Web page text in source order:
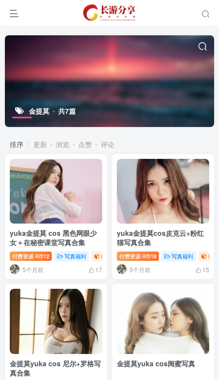
金提莫 共7篇
排序 更新 浏览 点赞 评论
yuka金提莫 cos 黑色网眼少
女＋在秘密课堂写真合集
付费资源 R币12 写真福利 御姐写真照片专题
5个月前 17
yuka金提莫cos皮克云+粉红
猫写真合集
付费资源 R币18 写真福利 御
5个月前 15
金提莫yuka cos 尼尔+罗格写
真合集
金提莫yuka cos闺蜜写真